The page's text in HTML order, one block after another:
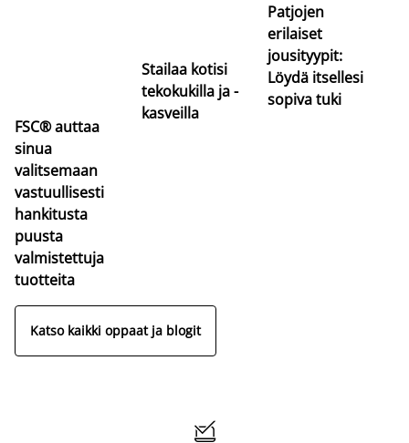
FSC® auttaa
sinua
valitsemaan
vastuullisesti
hankitusta
puusta
valmistettuja
tuotteita
Stailaa kotisi
tekokukilla ja -
kasveilla
Patjojen
erilaiset
jousityypit:
Löydä itsellesi
sopiva tuki
Katso kaikki oppaat ja blogit
